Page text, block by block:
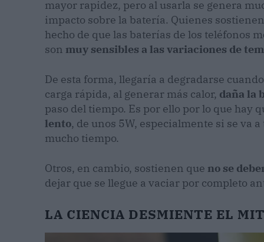
mayor rapidez, pero al usarla se genera
impacto sobre la batería. Quienes
hecho de que las baterías de los teléfonos
son muy sensibles a las variaciones de
De esta forma, llegaría a degradarse
carga rápida, al generar más calor, daña la
paso del tiempo. Es por ello por lo que hay
lento, de unos 5W, especialmente si se va
mucho tiempo.
Otros, en cambio, sostienen que no se
dejar que se llegue a vaciar por completo
LA CIENCIA DESMIENTE EL